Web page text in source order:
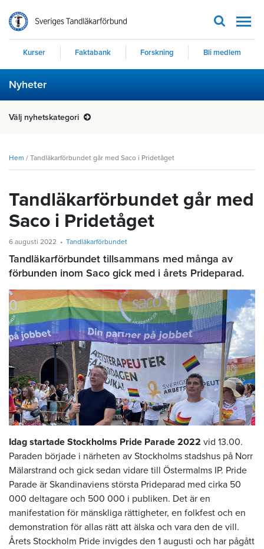
Kurser Faktabank Forskning Bli medlem
Nyheter
Välj nyhetskategori
Hem / Tandläkarförbundet går med Saco i Pridetåget
Tandläkarförbundet går med
Saco i Pridetåget
6 augusti 2022 Tandläkarförbundet
Tandläkarförbundet tillsammans med många av
förbunden inom Saco gick med i årets Prideparad.
Idag startade Stockholms Pride Parade 2022 vid 13.00.
Paraden började i närheten av Stockholms stadshus på Norr
Mälarstrand och gick sedan vidare till Östermalms IP. Pride
Parade är Skandinaviens största Prideparad med cirka 50
000 deltagare och 500 000 i publiken. Det är en
manifestation för mänskliga rättigheter, en folkfest och en
demonstration för allas rätt att älska och vara den de vill.
Årets Stockholm Pride invigdes den 1 augusti och har pågått